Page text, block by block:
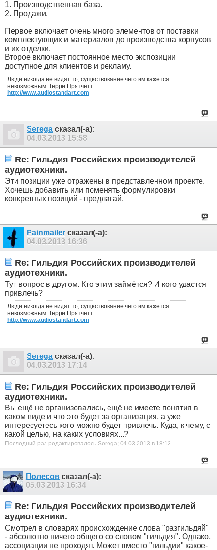
1. Производственная база.
2. Продажи.
Первое включает очень много элементов от поставки
комплектующих и материалов до производства корпусов
и их отделки.
Второе включает постоянное место экспозиции
доступное для клиентов и рекламу.
Люди никогда не видят то, существование чего им кажется
невозможным. Терри Пратчетт.
http://www.audiostandart.com
Serega сказал(-а):
04.03.2013 15:58
Re: Гильдия Российских производителей
аудиотехники.
Эти позиции уже отражены в представленном проекте.
Хочешь добавить или поменять формулировки
конкретных позиций - предлагай.
Painmailer сказал(-а):
04.03.2013 16:36
Re: Гильдия Российских производителей
аудиотехники.
Тут вопрос в другом. Кто этим займётся? И кого удастся
привлечь?
Люди никогда не видят то, существование чего им кажется
невозможным. Терри Пратчетт.
http://www.audiostandart.com
Serega сказал(-а):
04.03.2013 17:14
Re: Гильдия Российских производителей
аудиотехники.
Вы ещё не организовались, ещё не имеете понятия в
каком виде и что это будет за организация, а уже
интересуетесь кого можно будет привлечь. Куда, к чему, с
какой целью, на каких условиях...?
Последний раз редактировалось Serega; 04.03.2013 в 18:13.
Полесовсказал(-а):
05.03.2013 16:34
Re: Гильдия Российских производителей
аудиотехники.
Смотрел в словарях происхождение слова "разгильдяй"
- абсолютно ничего общего со словом "гильдия". Однако,
ассоциации не проходят. Может вместо "гильдии" какое-